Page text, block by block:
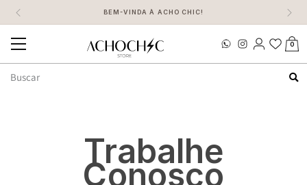
BEM-VINDA À ACHO CHIC!
Mudar
navegação
0
Trabalhe
Conosco